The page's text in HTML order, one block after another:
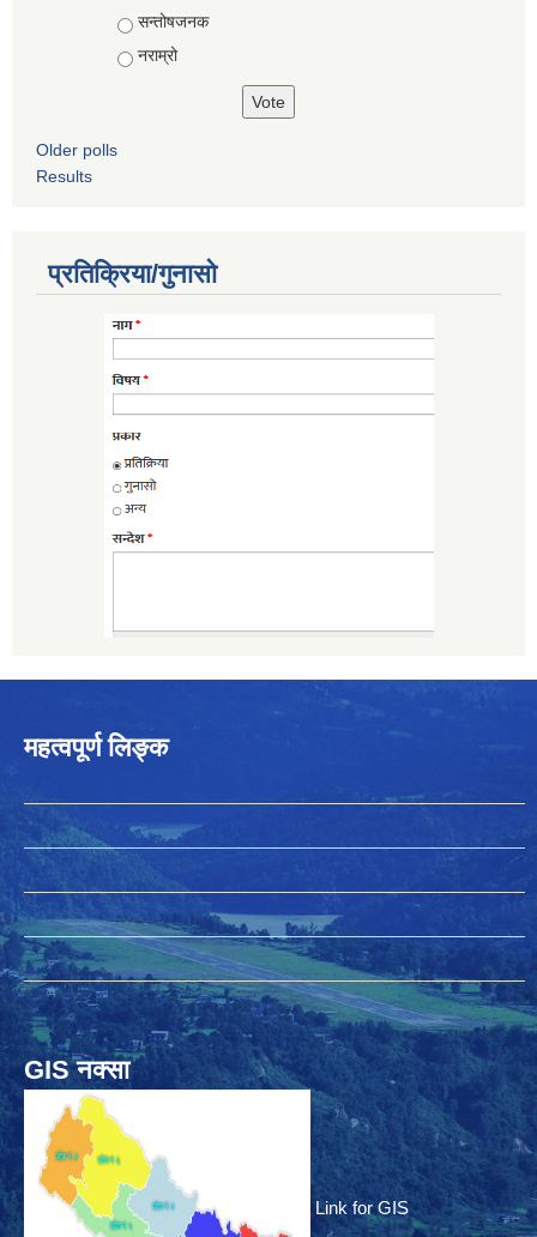
सन्तोषजनक
नराम्रो
Older polls
Results
प्रतिक्रिया/गुनासो
महत्वपूर्ण लिङ्क
GIS नक्सा
Link for GIS